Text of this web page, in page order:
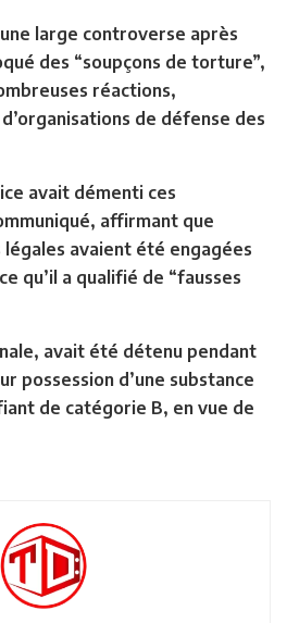
large controverse après
des “soupçons de torture”,
réactions,
de défense des
avait démenti ces
affirmant que
avaient été engagées
qu’il a qualifié de “fausses
avait été détenu pendant
possession d’une substance
de catégorie B, en vue de